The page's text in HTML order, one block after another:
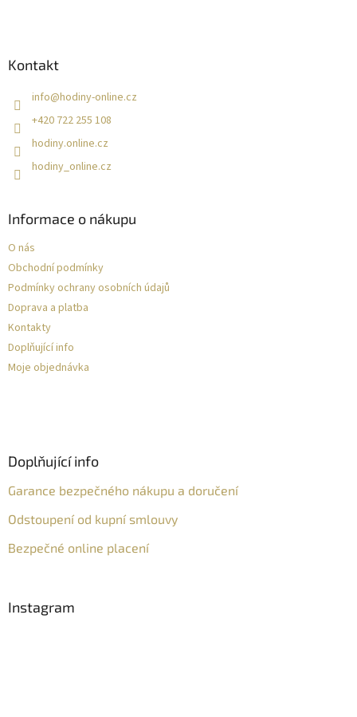
Kontakt
info@hodiny-online.cz
+420 722 255 108
hodiny.online.cz
hodiny_online.cz
Informace o nákupu
O nás
Obchodní podmínky
Podmínky ochrany osobních údajů
Doprava a platba
Kontakty
Doplňující info
Moje objednávka
Doplňující info
Garance bezpečného nákupu a doručení
Odstoupení od kupní smlouvy
Bezpečné online placení
Instagram